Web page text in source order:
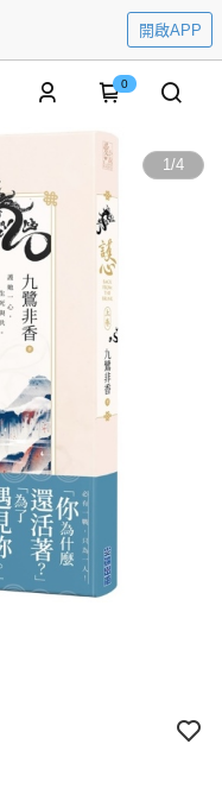
開啟APP
0
1/4